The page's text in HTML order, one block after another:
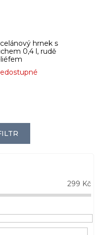
hrnek s
0,4 l, rudě
299 Kč